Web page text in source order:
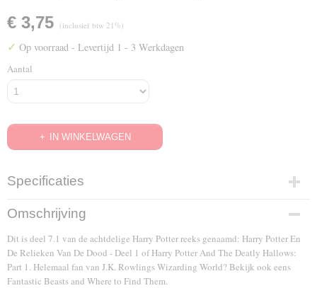
€ 3,75 (inclusief btw 21%)
✓ Op voorraad - Levertijd 1 - 3 Werkdagen
Aantal
IN WINKELWAGEN
Specificaties
EAN code
5051888073674
Omschrijving
Dit is deel 7.1 van de achtdelige Harry Potter reeks genaamd: Harry Potter En
De Relieken Van De Dood - Deel 1 of Harry Potter And The Deatly Hallows:
Part 1. Helemaal fan van J.K. Rowlings Wizarding World? Bekijk ook eens
Fantastic Beasts and Where to Find Them.